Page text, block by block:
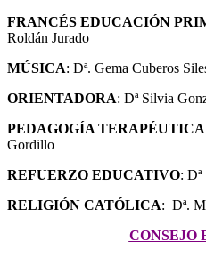
FRANCÉS EDUCACIÓN
Roldán Jurado
MÚSICA: Dª. Gema Cuberos
ORIENTADORA: Dª Silvia
PEDAGOGÍA TERAPÉUTICA
Gordillo
REFUERZO EDUCATIVO:
RELIGIÓN CATÓLICA: Dª.
CONSEJO